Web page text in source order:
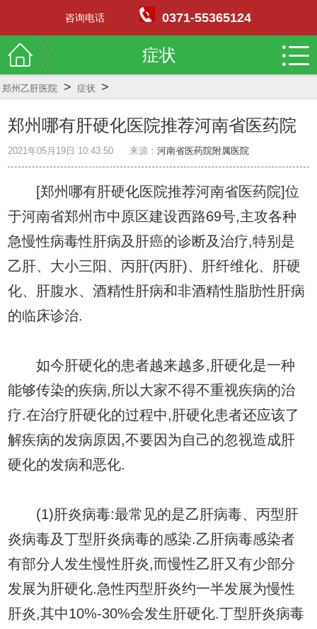
症状
郑州乙肝医院 > 症状 >
郑州哪有肝硬化医院推荐河南省医药院
2021年05月19日 10:43:50 来源：河南省医药院附属医院
[郑州哪有肝硬化医院推荐河南省医药院]位
于河南省郑州市中原区建设西路69号,主攻各种
急慢性病毒性肝病及肝癌的诊断及治疗,特别是
乙肝、大小三阳、丙肝(丙肝)、肝纤维化、肝硬
化、肝腹水、酒精性肝病和非酒精性脂肪性肝病
的临床诊治.
如今肝硬化的患者越来越多,肝硬化是一种
能够传染的疾病,所以大家不得不重视疾病的治
疗.在治疗肝硬化的过程中,肝硬化患者还应该了
解疾病的发病原因,不要因为自己的忽视造成肝
硬化的发病和恶化.
(1)肝炎病毒:最常见的是乙肝病毒、丙型肝
炎病毒及丁型肝炎病毒的感染.乙肝病毒感染者
有部分人发生慢性肝炎,而慢性乙肝又有少部分
发展为肝硬化.急性丙型肝炎约一半发展为慢性
肝炎,其中10%-30%会发生肝硬化.丁型肝炎病毒
咨询电话 0371-55365124